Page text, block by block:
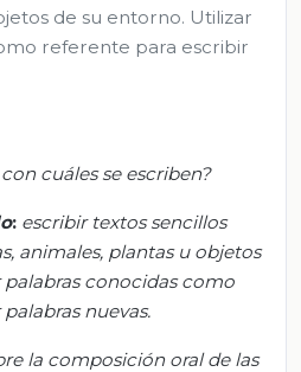
de su entorno. Utilizar
referente para escribir
cuáles se escriben?
: escribir textos sencillos
animales, plantas u objetos
palabras conocidas como
nuevas.
la composición oral de las